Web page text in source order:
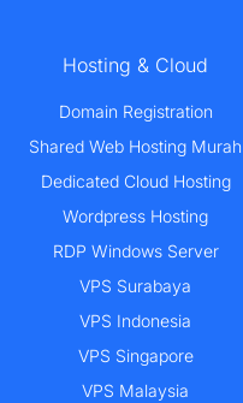
Hosting & Cloud
Domain Registration
Shared Web Hosting Murah
Dedicated Cloud Hosting
Wordpress Hosting
RDP Windows Server
VPS Surabaya
VPS Indonesia
VPS Singapore
VPS Malaysia